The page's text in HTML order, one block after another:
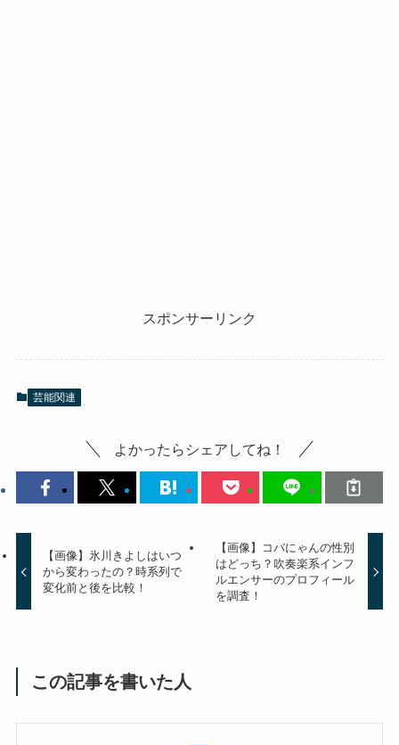
スポンサーリンク
芸能関連
よかったらシェアしてね！
【画像】氷川きよしはいつ
から変わったの？時系列で
変化前と後を比較！
【画像】コバにゃんの性別
はどっち？吹奏楽系インフ
ルエンサーのプロフィール
を調査！
この記事を書いた人